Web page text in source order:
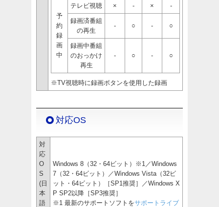
予
約
録
画
中
テレビ視聴 × - × -
録画済番組
の再生
- ○ - ○
録画中番組
のおっかけ
再生
- ○ - ○
※TV視聴時に録画ボタンを使用した録画
対応OS
対
応
O
S
(日
本
語
Windows 8（32・64ビット）※1／Windows
7（32・64ビット）／Windows Vista（32ビ
ット・64ビット）［SP1推奨］／Windows X
P SP2以降［SP3推奨］
※1 最新のサポートソフトをサポートライブ